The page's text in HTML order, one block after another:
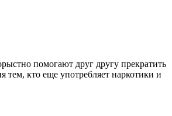
помогают друг другу прекратить
кто еще употребляет наркотики и